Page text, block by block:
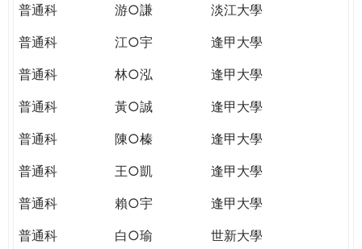
普通科
游○謙
淡江大學
普通科
江○宇
逢甲大學
普通科
林○泓
逢甲大學
普通科
黃○誠
逢甲大學
普通科
陳○榛
逢甲大學
普通科
王○凱
逢甲大學
普通科
賴○宇
逢甲大學
普通科
白○瑜
世新大學